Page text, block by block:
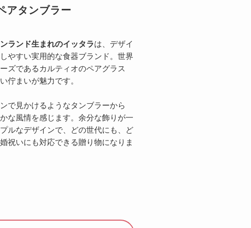
アタンブラー
ランド生まれのイッタラは、デザイ
やすい実用的な食器ブランド。世界
ズであるカルティオのペアグラス
佇まいが魅力です。
で見かけるようなタンブラーから
な風情を感じます。余分な飾りが一
ルなデザインで、どの世代にも、ど
祝いにも対応できる贈り物になりま